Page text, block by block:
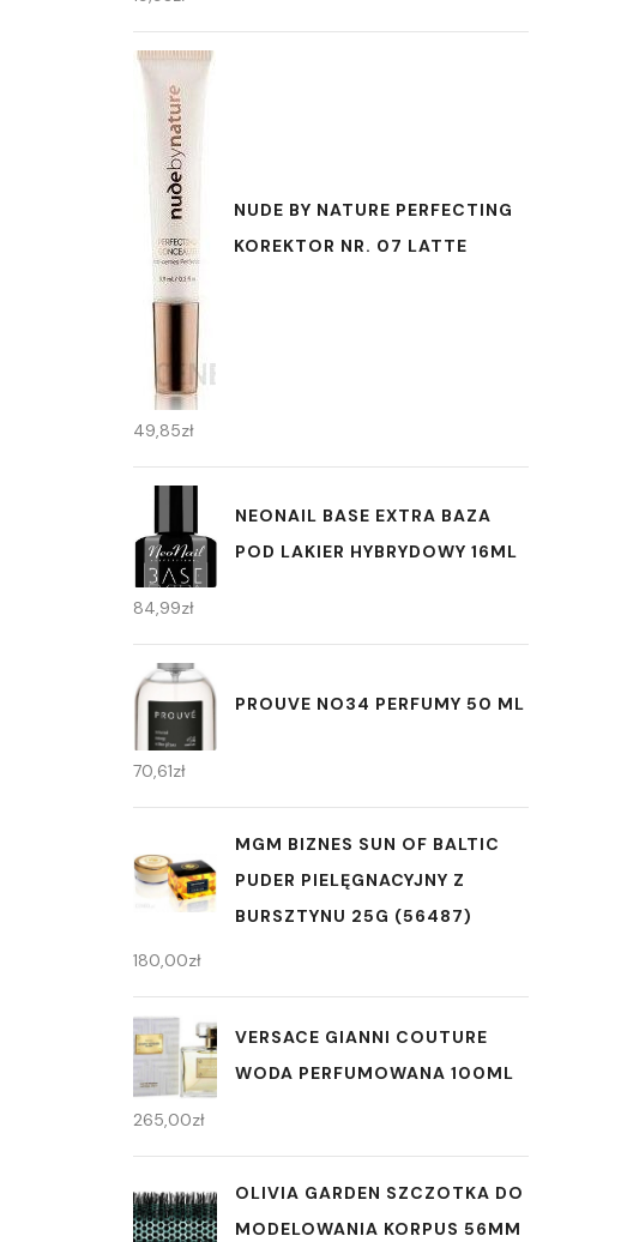
NUDE BY NATURE PERFECTING
KOREKTOR NR. 07 LATTE
49,85zł
NEONAIL BASE EXTRA BAZA
POD LAKIER HYBRYDOWY 16ML
84,99zł
PROUVE NO34 PERFUMY 50 ML
70,61zł
MGM BIZNES SUN OF BALTIC
PUDER PIELĘGNACYJNY Z
BURSZTYNU 25G (56487)
180,00zł
VERSACE GIANNI COUTURE
WODA PERFUMOWANA 100ML
265,00zł
OLIVIA GARDEN SZCZOTKA DO
MODELOWANIA KORPUS 56MM